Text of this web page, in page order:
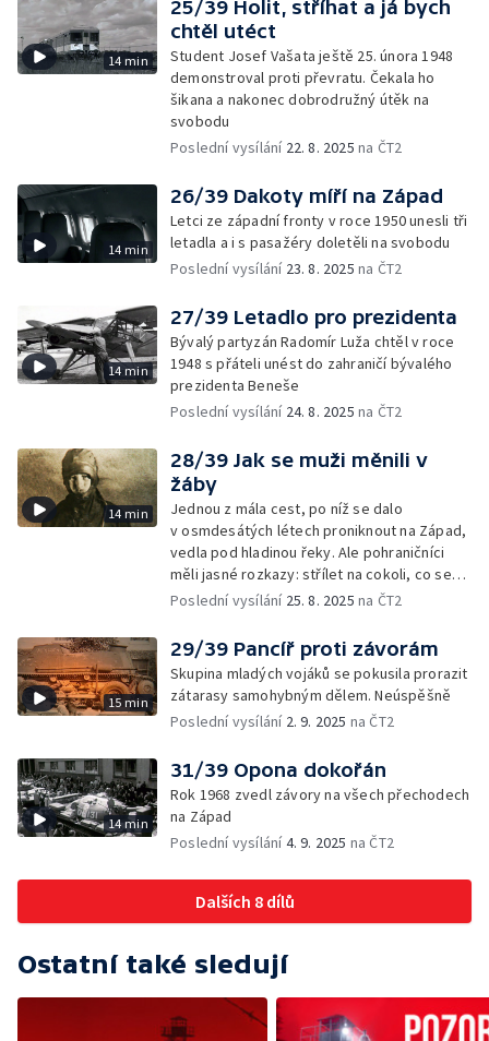
14 min
25/39 Holit, stříhat a já bych
chtěl utéct
Student Josef Vašata ještě 25. února 1948
demonstroval proti převratu. Čekala ho
šikana a nakonec dobrodružný útěk na
svobodu
Poslední vysílání 22. 8. 2025 na ČT2
14 min
26/39 Dakoty míří na Západ
Letci ze západní fronty v roce 1950 unesli tři
letadla a i s pasažéry doletěli na svobodu
Poslední vysílání 23. 8. 2025 na ČT2
14 min
27/39 Letadlo pro prezidenta
Bývalý partyzán Radomír Luža chtěl v roce
1948 s přáteli unést do zahraničí bývalého
prezidenta Beneše
Poslední vysílání 24. 8. 2025 na ČT2
14 min
28/39 Jak se muži měnili v
žáby
Jednou z mála cest, po níž se dalo
v osmdesátých létech proniknout na Západ,
vedla pod hladinou řeky. Ale pohraničníci
měli jasné rozkazy: střílet na cokoli, co se
ve vodě pohnulo
Poslední vysílání 25. 8. 2025 na ČT2
15 min
29/39 Pancíř proti závorám
Skupina mladých vojáků se pokusila prorazit
zátarasy samohybným dělem. Neúspěšně
Poslední vysílání 2. 9. 2025 na ČT2
14 min
31/39 Opona dokořán
Rok 1968 zvedl závory na všech přechodech
na Západ
Poslední vysílání4. 9. 2025 na ČT2
Dalších 8 dílů
Ostatní také sledují